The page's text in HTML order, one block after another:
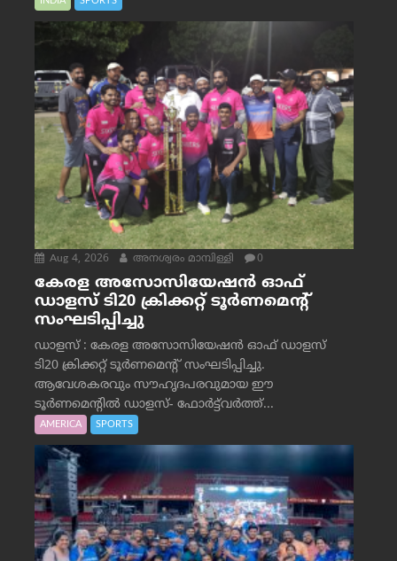
Aug 4, 2026 അനശ്വരം മാമ്പിള്ളി 0
കേരള അസോസിയേഷൻ ഓഫ്
ഡാളസ് ടി20 ക്രിക്കറ്റ് ടൂർണമെന്റ്
സംഘടിപ്പിച്ചു
ഡാളസ് : കേരള അസോസിയേഷൻ ഓഫ് ഡാളസ്
ടി20 ക്രിക്കറ്റ് ടൂർണമെന്റ് സംഘടിപ്പിച്ചു.
ആവേശകരവും സൗഹൃദപരവുമായ ഈ
ടൂർണമെന്റിൽ ഡാളസ്- ഫോർട്ട്‌വര്‍ത്ത്...
AMERICA SPORTS